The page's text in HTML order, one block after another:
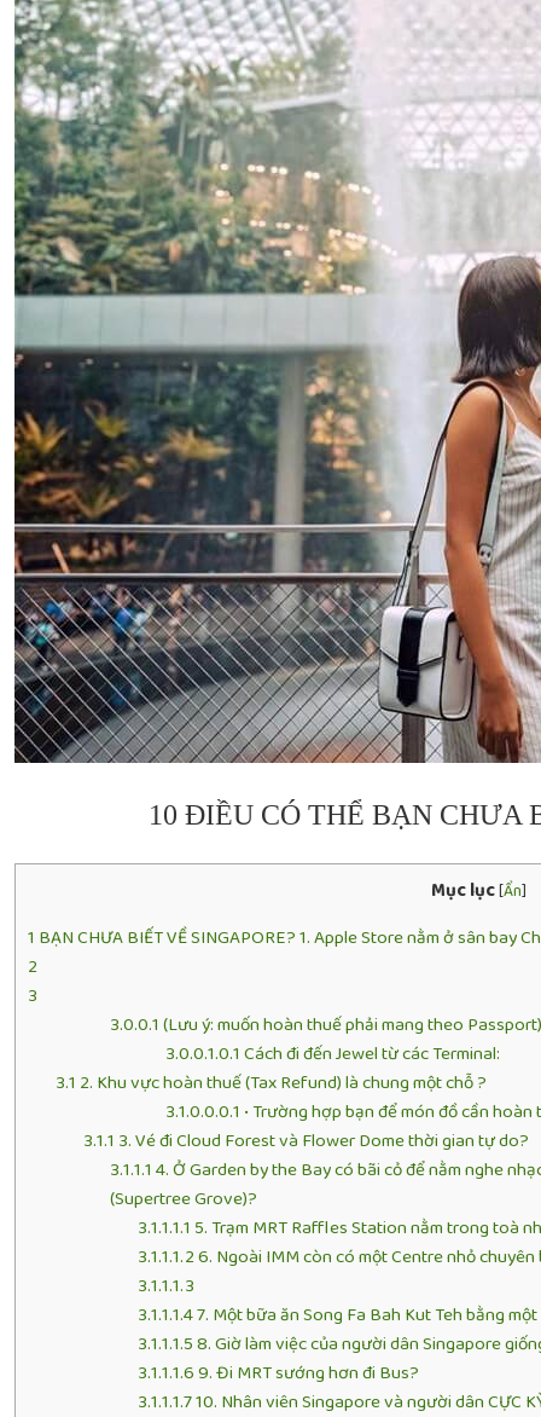
10 ĐIỀU CÓ THỂ BẠN CHƯA
Mục lục[Ẩn]
1 BẠN CHƯA BIẾT VỀ SINGAPORE? 1. Apple Store nằm ở sân bay
2
3
3.0.0.1 (Lưu ý: muốn hoàn thuế phải mang theo
3.0.0.1.0.1 Cách đi đến Jewel từ các Terminal:
3.1 2. Khu vực hoàn thuế (Tax Refund) là chung một chỗ ?
3.1.0.0.0.1 • Trường hợp bạn để món đồ cần
3.1.1 3. Vé đi Cloud Forest và Flower Dome thời gian tự do?
3.1.1.1 4. Ở Garden by the Bay có bãi cỏ để nằm nghe
(Supertree Grove)?
3.1.1.1.1 5. Trạm MRT Raffles Station nằm trong toà
3.1.1.1.26. Ngoài IMM còn có một Centre nhỏ
3.1.1.1.3
3.1.1.1.47. Một bữa ăn Song Fa Bah Kut Teh bằng
3.1.1.1.58. Giờ làm việc của người dân Singapore
3.1.1.1.69. Đi MRT sướng hơn đi Bus?
3.1.1.1.710. Nhân viên Singapore và người dân CỰC